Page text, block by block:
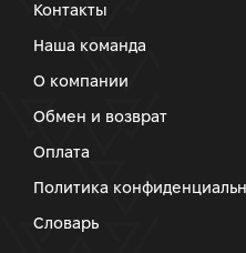
Контакты
Наша команда
О компании
Обмен и возврат
Оплата
Политика
Словарь